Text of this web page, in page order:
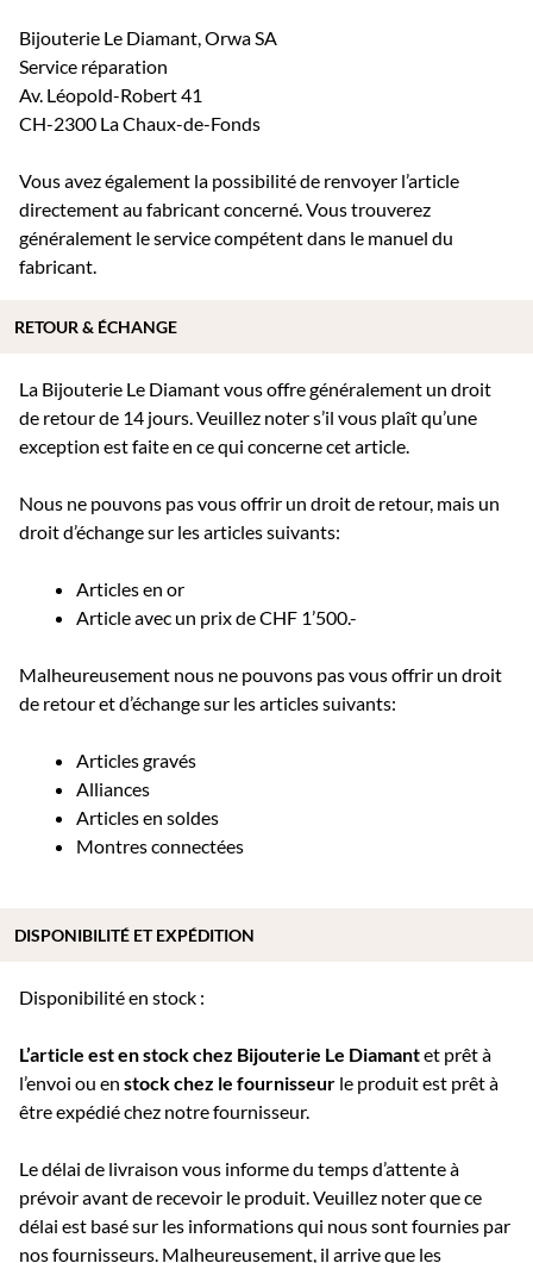
Bijouterie Le Diamant, Orwa SA
Service réparation
Av. Léopold-Robert 41
CH-2300 La Chaux-de-Fonds
Vous avez également la possibilité de renvoyer l’article
directement au fabricant concerné. Vous trouverez
généralement le service compétent dans le manuel du
fabricant.
La Bijouterie Le Diamant vous offre généralement un droit
de retour de 14 jours. Veuillez noter s’il vous plaît qu’une
exception est faite en ce qui concerne cet article.
Nous ne pouvons pas vous offrir un droit de retour, mais un
droit d’échange sur les articles suivants:
Articles en or
Article avec un prix de CHF 1’500.-
Malheureusement nous ne pouvons pas vous offrir un droit
de retour et d’échange sur les articles suivants:
Articles gravés
Alliances
Articles en soldes
Montres connectées
Disponibilité en stock :
L’article est en stock chez Bijouterie Le Diamantet prêt à
l’envoi ou en stock chez le fournisseur le produit est prêt à
être expédié chez notre fournisseur.
Le délai de livraison vous informe du temps d’attente à
prévoir avant de recevoir le produit. Veuillez noter que ce
délai est basé sur les informations qui nous sont fournies par
nos fournisseurs. Malheureusement, il arrive que les
RETOUR & ÉCHANGE
DISPONIBILITÉ ET EXPÉDITION